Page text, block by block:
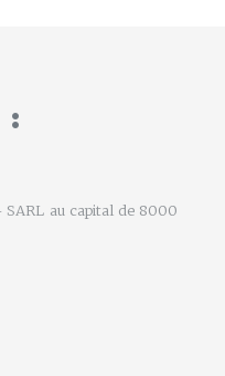
:
SARL au capital de 8000